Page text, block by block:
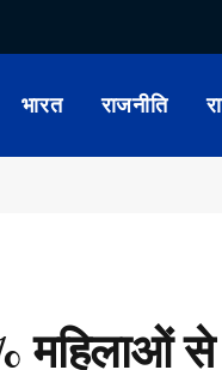
भारत राजनीति
महिलाओं